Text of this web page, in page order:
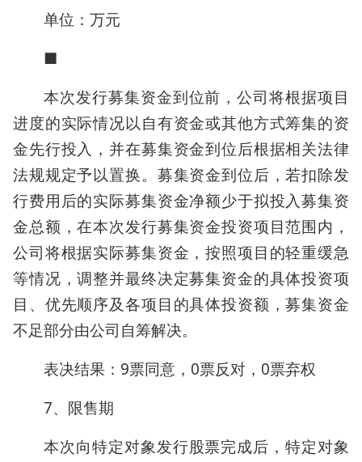
单位：万元
■
本次发行募集资金到位前，公司将根据项目
进度的实际情况以自有资金或其他方式筹集的资
金先行投入，并在募集资金到位后根据相关法律
法规规定予以置换。募集资金到位后，若扣除发
行费用后的实际募集资金净额少于拟投入募集资
金总额，在本次发行募集资金投资项目范围内，
公司将根据实际募集资金，按照项目的轻重缓急
等情况，调整并最终决定募集资金的具体投资项
目、优先顺序及各项目的具体投资额，募集资金
不足部分由公司自筹解决。
表决结果：9票同意，0票反对，0票弃权
7、限售期
本次向特定对象发行股票完成后，特定对象